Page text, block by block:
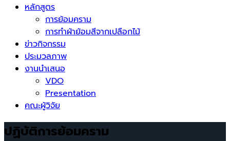
หลักสูตร
การย้อมคราม
การทำผ้าย้อมสีจากเปลือกไม้
ข่าวกิจกรรม
ประมวลภาพ
งานนำเสนอ
VDO
Presentation
คณะผู้วิจัย
ปฏิบัติการย้อมคราม